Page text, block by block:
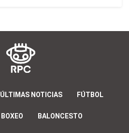
ÚLTIMAS NOTICIAS FÚTBOL
BOXEO BALONCESTO